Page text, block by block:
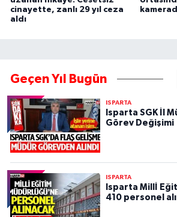
cinayette, zanlı 29 yıl ceza
aldı
Geçen Yıl Bugün
ISPARTA
Isparta SGK İl
Görev Değişimi
ISPARTA
Isparta Millİ
410 personel